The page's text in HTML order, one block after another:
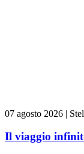
07 agosto 2026 |
Il viaggio